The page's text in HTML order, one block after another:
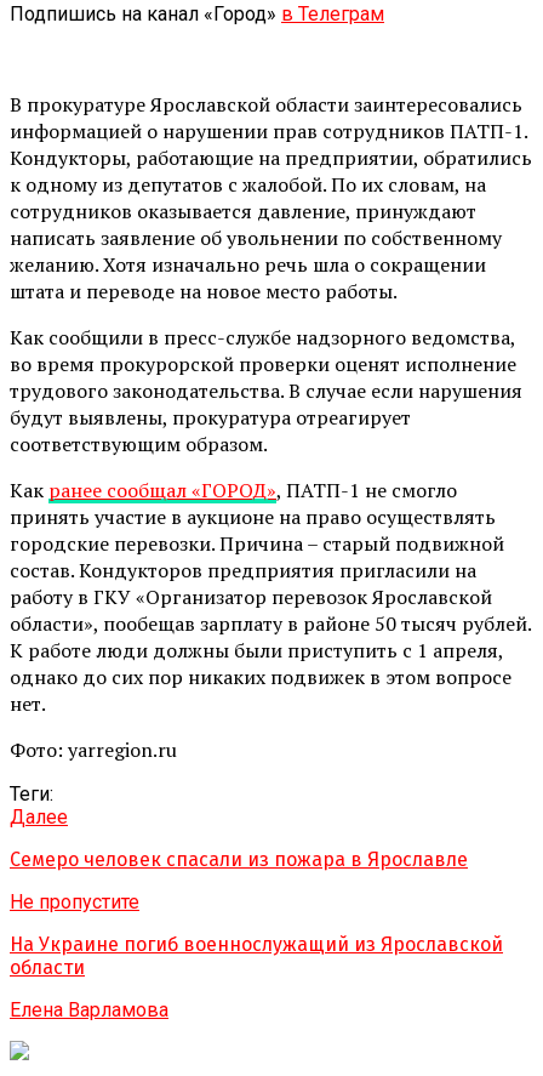
Подпишись на канал «Город» в Телеграм
В прокуратуре Ярославской области заинтересовались
информацией о нарушении прав сотрудников ПАТП-1.
Кондукторы, работающие на предприятии, обратились
к одному из депутатов с жалобой. По их словам, на
сотрудников оказывается давление, принуждают
написать заявление об увольнении по собственному
желанию. Хотя изначально речь шла о сокращении
штата и переводе на новое место работы.
Как сообщили в пресс-службе надзорного ведомства,
во время прокурорской проверки оценят исполнение
трудового законодательства. В случае если нарушения
будут выявлены, прокуратура отреагирует
соответствующим образом.
Как ранее сообщал «ГОРОД», ПАТП-1 не смогло
принять участие в аукционе на право осуществлять
городские перевозки. Причина – старый подвижной
состав. Кондукторов предприятия пригласили на
работу в ГКУ «Организатор перевозок Ярославской
области», пообещав зарплату в районе 50 тысяч рублей.
К работе люди должны были приступить с 1 апреля,
однако до сих пор никаких подвижек в этом вопросе
нет.
Фото: yarregion.ru
Теги:
Далее
Семеро человек спасали из пожара в Ярославле
Не пропустите
На Украине погиб военнослужащий из Ярославской
области
Елена Варламова